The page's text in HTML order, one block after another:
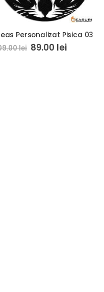
Personalizat Pisica 03
lei 89.00 lei